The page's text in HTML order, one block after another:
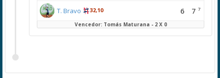
T. Bravo 32,10 6 7 7
Vencedor: Tomás Maturana - 2 X 0